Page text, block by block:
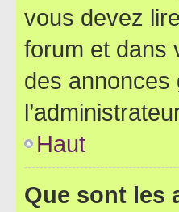
vous devez
forum et dans
des annonces
Haut
Que sont les